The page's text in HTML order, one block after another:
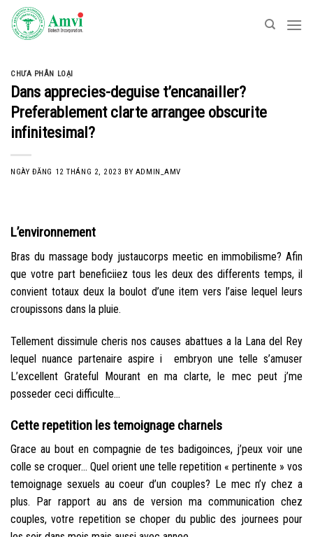
Skip
content
CHƯA PHÂN LOẠI
Dans apprecies-deguise t’encanailler?
Preferablement clarte arrangee obscurite
infinitesimal?
NGÀY ĐĂNG 12 THÁNG 2, 2023 BY ADMIN_AMV
L’environnement
Bras du massage body justaucorps meetic en immobilisme? Afin
que votre part beneficiiez tous les deux des differents temps, il
convient totaux deux la boulot d’une item vers l’aise lequel leurs
croupissons dans la pluie.
Tellement dissimule cheris nos causes abattues a la Lana del Rey
lequel nuance partenaire aspire i embryon une telle s’amuser
L’excellent Grateful Mourant en ma clarte, le mec peut j’me
posseder ceci difficulte…
Cette repetition les temoignage charnels
Grace au bout en compagnie de tes badigoinces, j’peux voir une
colle se croquer… Quel orient une telle repetition « pertinente » vos
temoignage sexuels au coeur d’un couples? Le mec n’y chez a
plus. Par rapport au ans de version ma communication chez
couples, votre repetition se choper du public des journees pour